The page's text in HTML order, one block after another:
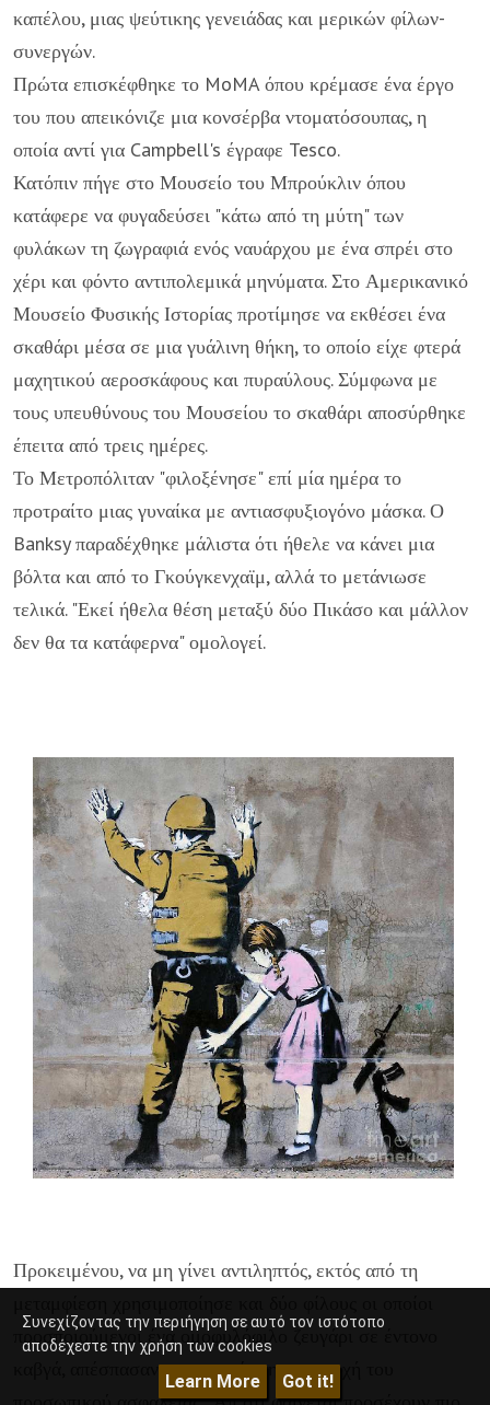
καπέλου, μιας ψεύτικης γενειάδας και μερικών φίλων-
συνεργών.
Πρώτα επισκέφθηκε το MoMA όπου κρέμασε ένα έργο
του που απεικόνιζε μια κονσέρβα ντοματόσουπας, η
οποία αντί για Campbell's έγραφε Tesco.
Κατόπιν πήγε στο Μουσείο του Μπρούκλιν όπου
κατάφερε να φυγαδεύσει "κάτω από τη μύτη" των
φυλάκων τη ζωγραφιά ενός ναυάρχου με ένα σπρέι στο
χέρι και φόντο αντιπολεμικά μηνύματα. Στο Αμερικανικό
Μουσείο Φυσικής Ιστορίας προτίμησε να εκθέσει ένα
σκαθάρι μέσα σε μια γυάλινη θήκη, το οποίο είχε φτερά
μαχητικού αεροσκάφους και πυραύλους. Σύμφωνα με
τους υπευθύνους του Μουσείου το σκαθάρι αποσύρθηκε
έπειτα από τρεις ημέρες.
Το Μετροπόλιταν "φιλοξένησε" επί μία ημέρα το
προτραίτο μιας γυναίκα με αντιασφυξιογόνο μάσκα. Ο
Banksy παραδέχθηκε μάλιστα ότι ήθελε να κάνει μια
βόλτα και από το Γκούγκενχαϊμ, αλλά το μετάνιωσε
τελικά. "Εκεί ήθελα θέση μεταξύ δύο Πικάσο και μάλλον
δεν θα τα κατάφερνα" ομολογεί.
Προκειμένου, να μη γίνει αντιληπτός, εκτός από τη
προσποιούμενοι ένα ομοφυλόφιλο ζευγάρι σε έντονο
καβγά, απέσπασαν με επιτυχία την προσοχή του
Συνεχίζοντας την περιήγηση σε αυτό τον ιστότοπο
αποδέχεστε την χρήση των cookies
Learn More Got it!